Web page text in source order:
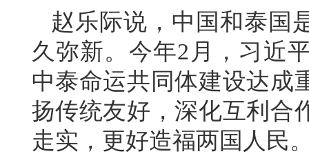
赵乐际说，中国和泰国
久弥新。今年2月，习近
中泰命运共同体建设达成
扬传统友好，深化互利合
走实，更好造福两国人民